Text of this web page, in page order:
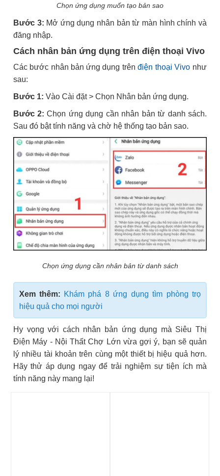
Chọn ứng dụng muốn tạo bản sao
Bước 3: Mở ứng dụng nhân bản từ màn hình chính và
đăng nhập.
Cách nhân bản ứng dụng trên điện thoại Vivo
Các bước nhân bản ứng dụng trên điện thoại Vivo như
sau:
Bước 1: Vào Cài đặt > Chọn Nhân bản ứng dụng.
Bước 2: Chọn ứng dụng cần nhân bản từ danh sách.
Sau đó bật tính năng và chờ hệ thống tạo bản sao.
Chọn ứng dụng cần nhân bản từ danh sách
Xem thêm: Khám phá 8 ứng dụng tìm phòng trọ
hiệu quả cho mọi người
Hy vọng với cách nhân bản ứng dụng mà Siêu Thị
Điện Máy - Nội Thất Chợ Lớn vừa gợi ý, bạn sẽ quản
lý nhiều tài khoản trên cùng một thiết bị hiệu quả hơn.
Hãy thử áp dụng ngay để trải nghiệm sự tiện ích mà
tính năng này mang lại!